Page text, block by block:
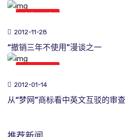
2012-11-28
“撤销三年不使用”漫谈之一
2012-01-14
从“梦网”商标看中英文互驳的审查